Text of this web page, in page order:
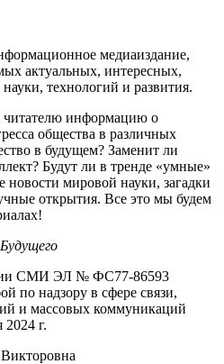
медиаиздание,
актуальных, интересных,
технологий и развития.
информацию о
общества в различных
в будущем? Заменит ли
Будут ли в тренде «умные»
мировой науки, загадки
открытия. Все это мы будем
СМИ ЭЛ № ФС77-86593
по надзору в сфере связи,
и массовых коммуникаций
2024 г.